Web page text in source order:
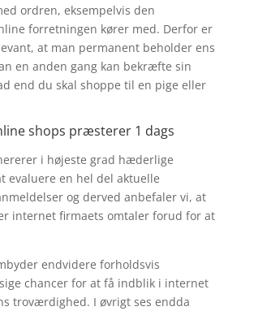
ordren, eksempelvis den
forretningen kører med. Derfor er
at man permanent beholder ens
en anden gang kan bekræfte sin
end du skal shoppe til en pige eller
shops præsterer 1 dags
i højeste grad hæderlige
evaluere en hel del aktuelle
og derved anbefaler vi, at
internet firmaets omtaler forud for at
endvidere forholdsvis
chancer for at få indblik i internet
troværdighed. I øvrigt ses endda